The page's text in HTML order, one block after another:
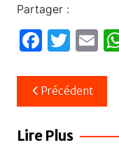
Partager :
F
c
e
b
T
itt
er
E
ail
Navigation
de
l’article
Précédent
Lire Plus